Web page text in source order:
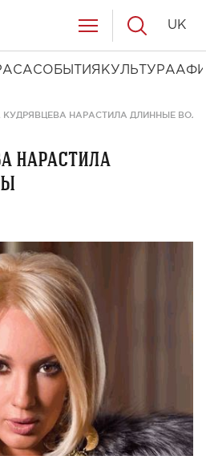
СОБЫТИЯ КУЛЬТУРА
UK
КУДРЯВЦЕВА НАРАСТИЛА ДЛИННЫЕ
нарастила